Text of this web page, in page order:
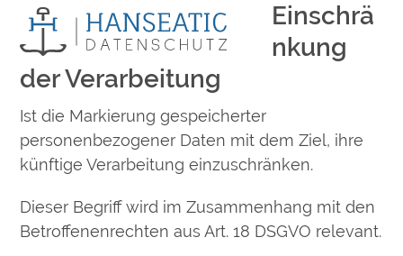
content
Open
mobile
menu
Close
mobile
menu
Einschrä
nkung
der Verarbeitung
Ist die Markierung gespeicherter
personenbezogener Daten mit dem Ziel, ihre
künftige Verarbeitung einzuschränken.
Dieser Begriff wird im Zusammenhang mit den
Betroffenenrechten aus Art. 18 DSGVO relevant.